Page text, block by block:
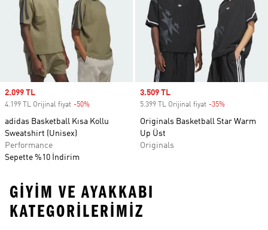
Sale price
2.099 TL
4.199 TL Orijinal fiyat -50%
adidas Basketball Kısa Kollu
Sweatshirt (Unisex)
Performance
Sepette %10 İndirim
Sale price
3.509 TL
5.399 TL Orijinal fiyat -35%
Originals Basketball Star Warm
Up Üst
Originals
GIYIM VE AYAKKABI
KATEGORILERIMIZ